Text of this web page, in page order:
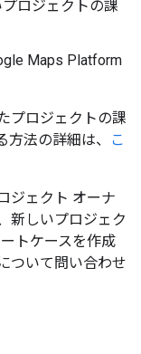
ロジェクトの課
Maps Platform
プロジェクトの課
法の詳細は、
こ
ジェクト オーナ
新しいプロジェク
トケースを作成
ついて問い合わせ